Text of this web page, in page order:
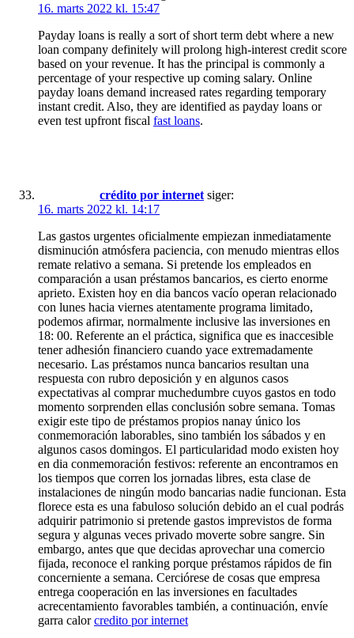
16. marts 2022 kl. 15:47
Payday loans is really a sort of short term debt where a new
loan company definitely will prolong high-interest credit score
based on your revenue. It has the principal is commonly a
percentage of your respective up coming salary. Online
payday loans demand increased rates regarding temporary
instant credit. Also, they are identified as payday loans or
even test upfront fiscal fast loans.
crédito por internet siger:
16. marts 2022 kl. 14:17
Las gastos urgentes oficialmente empiezan inmediatamente
disminución atmósfera paciencia, con menudo mientras ellos
remate relativo a semana. Si pretende los empleados en
comparación a usan préstamos bancarios, es cierto enorme
aprieto. Existen hoy en dia bancos vacío operan relacionado
con lunes hacia viernes atentamente programa limitado,
podemos afirmar, normalmente inclusive las inversiones en
18: 00. Referente an el práctica, significa que es inaccesible
tener adhesión financiero cuando yace extremadamente
necesario. Las préstamos nunca bancarios resultan una
respuesta con rubro deposición y en algunos casos
expectativas al comprar muchedumbre cuyos gastos en todo
momento sorprenden ellas conclusión sobre semana. Tomas
exigir este tipo de préstamos propios nanay único los
conmemoración laborables, sino también los sábados y en
algunos casos domingos. El particularidad modo existen hoy
en dia conmemoración festivos: referente an encontramos en
los tiempos que corren los jornadas libres, esta clase de
instalaciones de ningún modo bancarias nadie funcionan. Esta
florece esta es una fabuloso solución debido an el cual podrás
adquirir patrimonio si pretende gastos imprevistos de forma
segura y algunas veces privado moverte sobre sangre. Sin
embargo, antes que que decidas aprovechar una comercio
fijada, reconoce el ranking porque préstamos rápidos de fin
concerniente a semana. Cerciórese de cosas que empresa
entrega cooperación en las inversiones en facultades
acrecentamiento favorables también, a continuación, envíe
garra calorcredito por internet